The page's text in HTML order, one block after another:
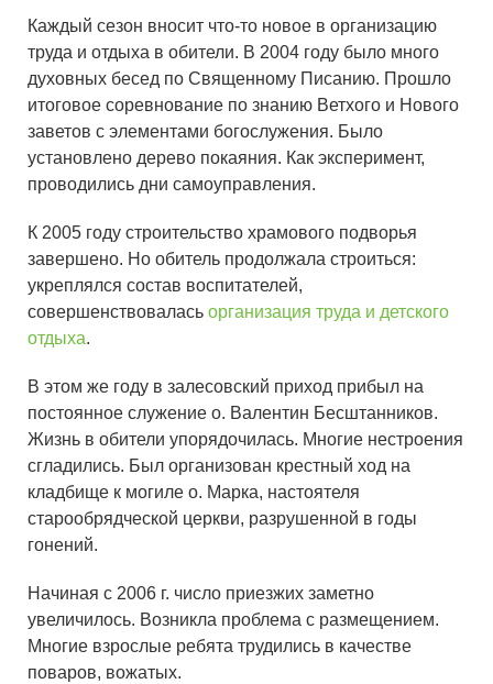
Каждый сезон вносит что-то новое в организацию
труда и отдыха в обители. В 2004 году было много
духовных бесед по Священному Писанию. Прошло
итоговое соревнование по знанию Ветхого и Нового
заветов с элементами богослужения. Было
установлено дерево покаяния. Как эксперимент,
проводились дни самоуправления.
К 2005 году строительство храмового подворья
завершено. Но обитель продолжала строиться:
укреплялся состав воспитателей,
совершенствовалась организация труда и детского
отдыха.
В этом же году в залесовский приход прибыл на
постоянное служение о. Валентин Бесштанников.
Жизнь в обители упорядочилась. Многие нестроения
сгладились. Был организован крестный ход на
кладбище к могиле о. Марка, настоятеля
старообрядческой церкви, разрушенной в годы
гонений.
Начиная с 2006 г. число приезжих заметно
увеличилось. Возникла проблема с размещением.
Многие взрослые ребята трудились в качестве
поваров, вожатых.